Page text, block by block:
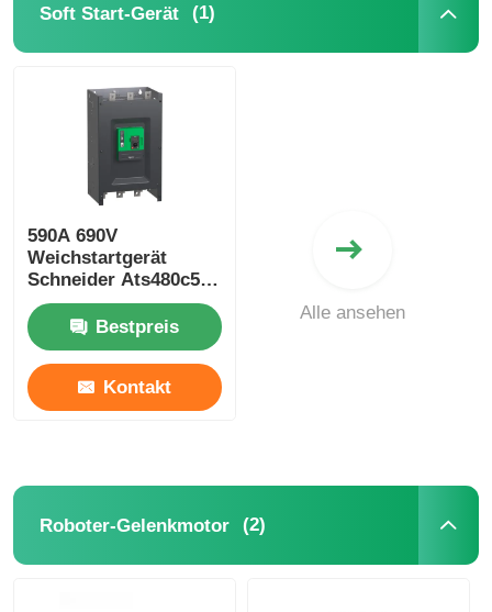
Soft Start-Gerät (1)
590A 690V
Weichstartgerät
Schneider Ats480c59y
Elektrischer
Weichstarter für
Industrie
Bestpreis
Kontakt
Alle ansehen
Roboter-Gelenkmotor (2)